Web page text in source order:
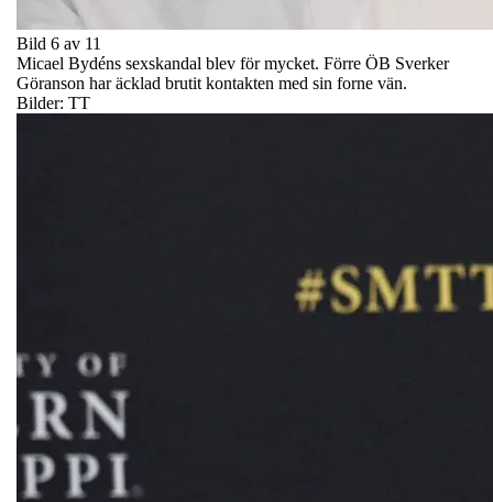
Bild 6 av 11
Micael Bydéns sexskandal blev för mycket. Förre ÖB Sverker
Göranson har äcklad brutit kontakten med sin forne vän.
Bilder: TT